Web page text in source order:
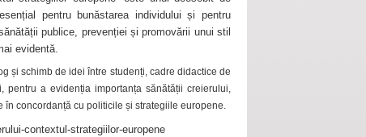
pentru bunăstarea individului și pentru
publice, prevenției și promovării unui stil
evidentă.
și schimb de idei între studenți, cadre didactice de
pentru a evidenția importanța sănătății creierului,
concordanță cu politicile și strategiile europene.
contextul-strategiilor-europene